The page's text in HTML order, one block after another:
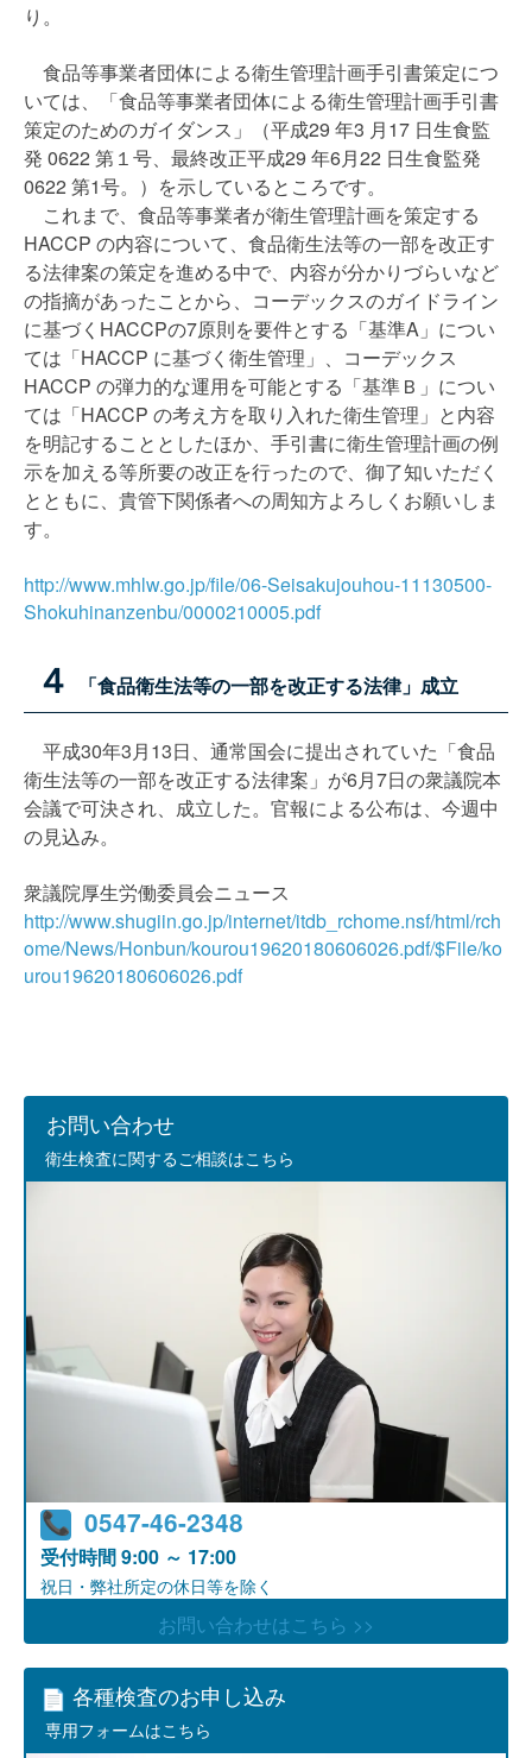
り。
食品等事業者団体による衛生管理計画手引書策定につ
いては、「食品等事業者団体による衛生管理計画手引書
策定のためのガイダンス」（平成29 年3 月17 日生食監
発 0622 第１号、最終改正平成29 年6月22 日生食監発
0622 第1号。）を示しているところです。
これまで、食品等事業者が衛生管理計画を策定する
HACCP の内容について、食品衛生法等の一部を改正す
る法律案の策定を進める中で、内容が分かりづらいなど
の指摘があったことから、コーデックスのガイドライン
に基づくHACCPの7原則を要件とする「基準A」につい
ては「HACCP に基づく衛生管理」、コーデックス
HACCP の弾力的な運用を可能とする「基準Ｂ」につい
ては「HACCP の考え方を取り入れた衛生管理」と内容
を明記することとしたほか、手引書に衛生管理計画の例
示を加える等所要の改正を行ったので、御了知いただく
とともに、貴管下関係者への周知方よろしくお願いしま
す。
http://www.mhlw.go.jp/file/06-Seisakujouhou-11130500-
Shokuhinanzenbu/0000210005.pdf
４ 「食品衛生法等の一部を改正する法律」成立
平成30年3月13日、通常国会に提出されていた「食品
衛生法等の一部を改正する法律案」が6月7日の衆議院本
会議で可決され、成立した。官報による公布は、今週中
の見込み。
衆議院厚生労働委員会ニュース
http://www.shugiin.go.jp/internet/itdb_rchome.nsf/html/rch
ome/News/Honbun/kourou19620180606026.pdf/$File/ko
urou19620180606026.pdf
お問い合わせ
衛生検査に関するご相談はこちら
0547-46-2348
受付時間9:00 ～ 17:00
祝日・弊社所定の休日等を除く
お問い合わせはこちら >>
各種検査のお申し込み
専用フォームはこちら